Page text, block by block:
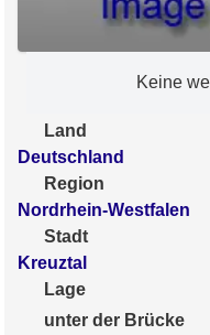
Keine
Land
Deutschland
Region
Nordrhein-Westfalen
Stadt
Kreuztal
Lage
unter der Brücke